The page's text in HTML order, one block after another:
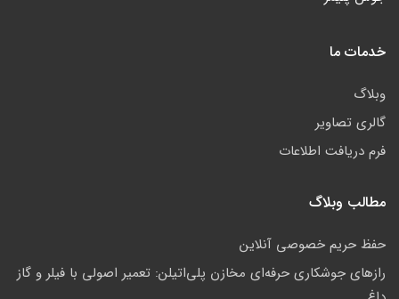
خدمات ما
وبلاگ
گالری تصاویر
فرم دریافت اطلاعات
مطالب وبلاگ
حفظ حریم خصوصی آنلاین
رازهای جوشکاری حرفه‌ای مخازن پلی‌اتیلن: تعمیر اصولی با فیلر و گاز